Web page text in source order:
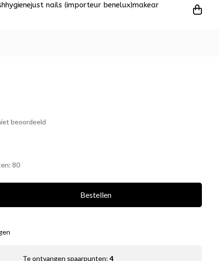
hygienejust nails (importeur benelux)makear
beoordeeld
80
Bestellen
Te ontvangen spaarpunten:4